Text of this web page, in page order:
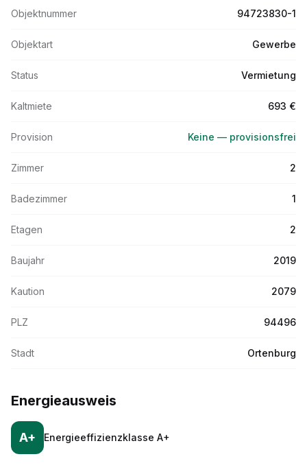
Objektnummer 94723830-1
Objektart Gewerbe
Status Vermietung
Kaltmiete 693 €
Provision Keine — provisionsfrei
Zimmer 2
Badezimmer 1
Etagen 2
Baujahr 2019
Kaution 2079
PLZ 94496
Stadt Ortenburg
Energieausweis
A+ Energieeffizienzklasse A+